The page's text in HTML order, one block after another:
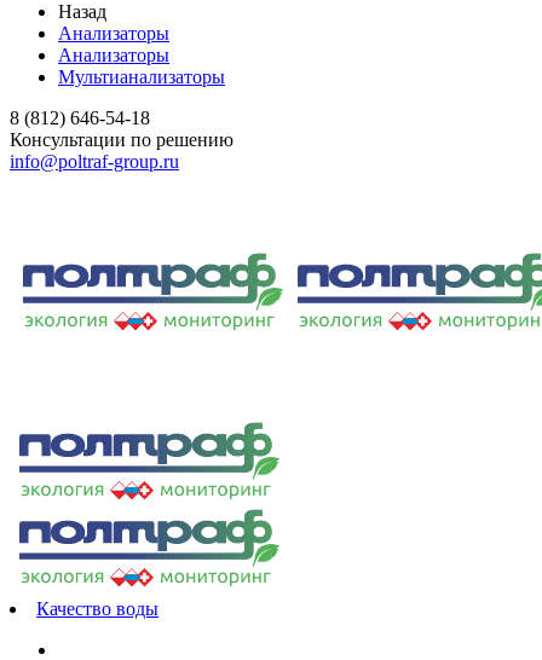
Назад
Анализаторы
Анализаторы
Мультианализаторы
8 (812) 646-54-18
Консультации по решению
info@poltraf-group.ru
Качество воды